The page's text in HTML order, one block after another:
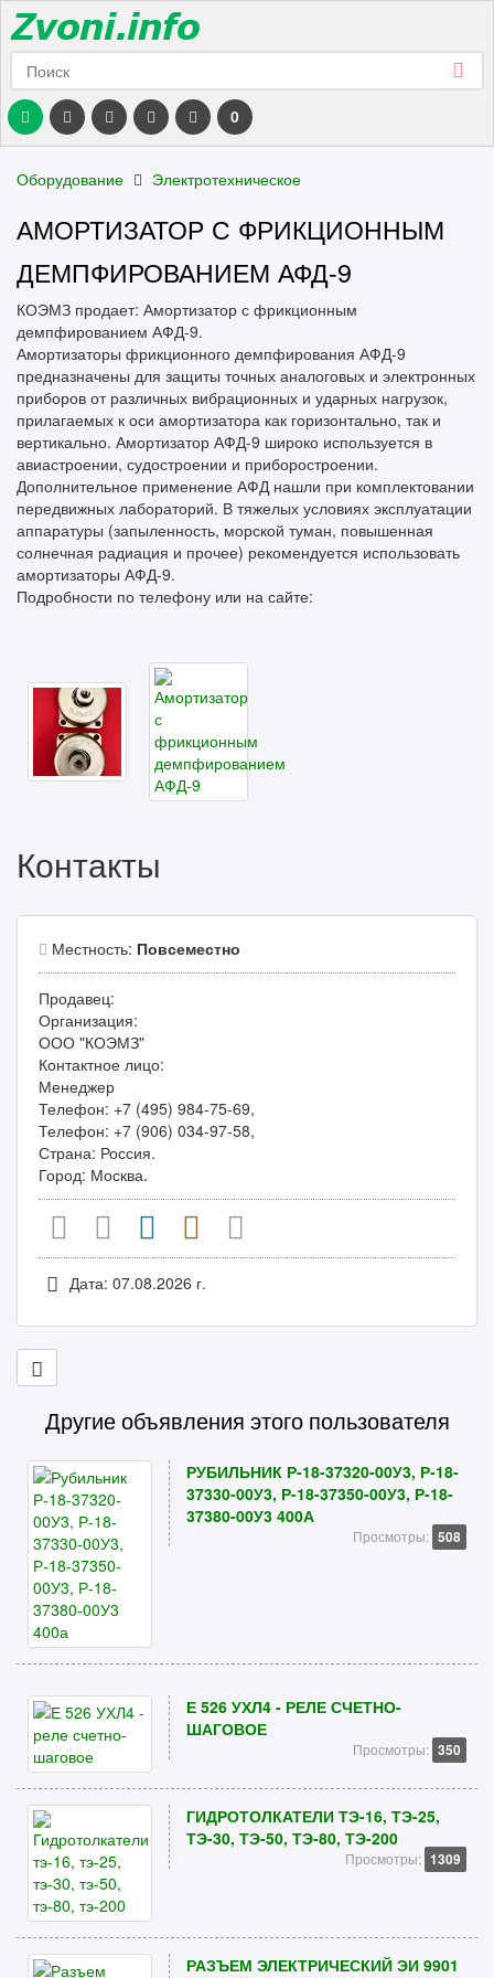
0
Оборудование Электротехническое
АМОРТИЗАТОР С ФРИКЦИОННЫМ
ДЕМПФИРОВАНИЕМ АФД-9
КОЭМЗ продает: Амортизатор с фрикционным
демпфированием АФД-9.
Амортизаторы фрикционного демпфирования АФД-9
предназначены для защиты точных аналоговых и электронных
приборов от различных вибрационных и ударных нагрузок,
прилагаемых к оси амортизатора как горизонтально, так и
вертикально. Амортизатор АФД-9 широко используется в
авиастроении, судостроении и приборостроении.
Дополнительное применение АФД нашли при комплектовании
передвижных лабораторий. В тяжелых условиях эксплуатации
аппаратуры (запыленность, морской туман, повышенная
солнечная радиация и прочее) рекомендуется использовать
амортизаторы АФД-9.
Подробности по телефону или на сайте:
Контакты
Местность: Повсеместно
Продавец:
Организация:
ООО "КОЭМЗ"
Контактное лицо:
Менеджер
Телефон: +7 (495) 984-75-69,
Телефон: +7 (906) 034-97-58,
Страна: Россия.
Город: Москва.
Дата: 07.08.2026 г.
Другие объявления этого пользователя
РУБИЛЬНИК Р-18-37320-00У3, Р-18-
37330-00У3, Р-18-37350-00У3, Р-18-
37380-00У3 400А
Просмотры: 508
Е 526 УХЛ4 - РЕЛЕ СЧЕТНО-
ШАГОВОЕ
Просмотры: 350
ГИДРОТОЛКАТЕЛИ ТЭ-16, ТЭ-25,
ТЭ-30, ТЭ-50, ТЭ-80, ТЭ-200
Просмотры: 1309
РАЗЪЕМ ЭЛЕКТРИЧЕСКИЙ ЭИ 9901